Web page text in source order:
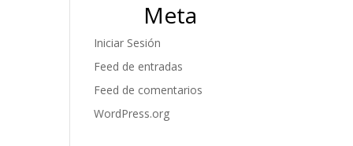
Meta
Iniciar Sesión
Feed de entradas
Feed de comentarios
WordPress.org